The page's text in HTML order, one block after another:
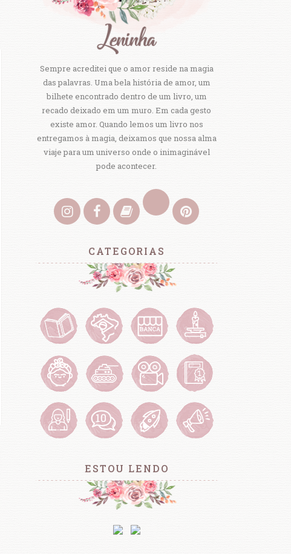
Sempre acreditei que o amor reside na magia
das palavras. Uma bela história de amor, um
bilhete encontrado dentro de um livro, um
recado deixado em um muro. Em cada gesto
existe amor. Quando lemos um livro nos
entregamos à magia, deixamos que nossa alma
viaje para um universo onde o inimaginável
pode acontecer.
CATEGORIAS
ESTOU LENDO